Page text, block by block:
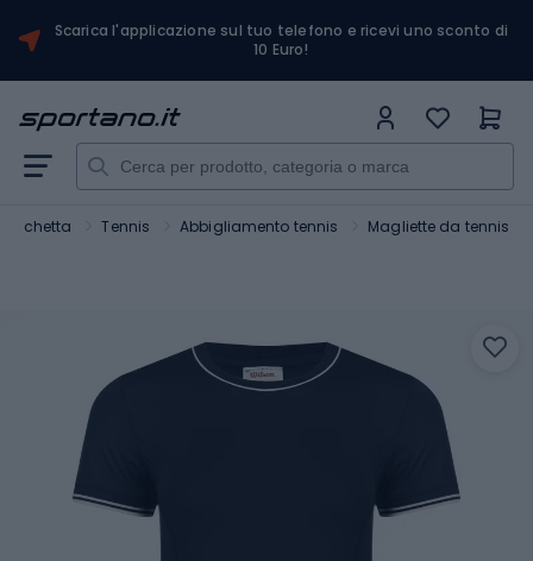
Scarica l'applicazione sul tuo telefono e ricevi uno sconto di
10 Euro!
Tennis Abbigliamento tennis Magliette da tennis